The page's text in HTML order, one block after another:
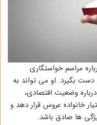
مراسم خواستگاری
بگیرد. او می تواند به
درباره وضعیت اقتصادی،
خانواده عروس قرار دهد و
ها صادق باشد.